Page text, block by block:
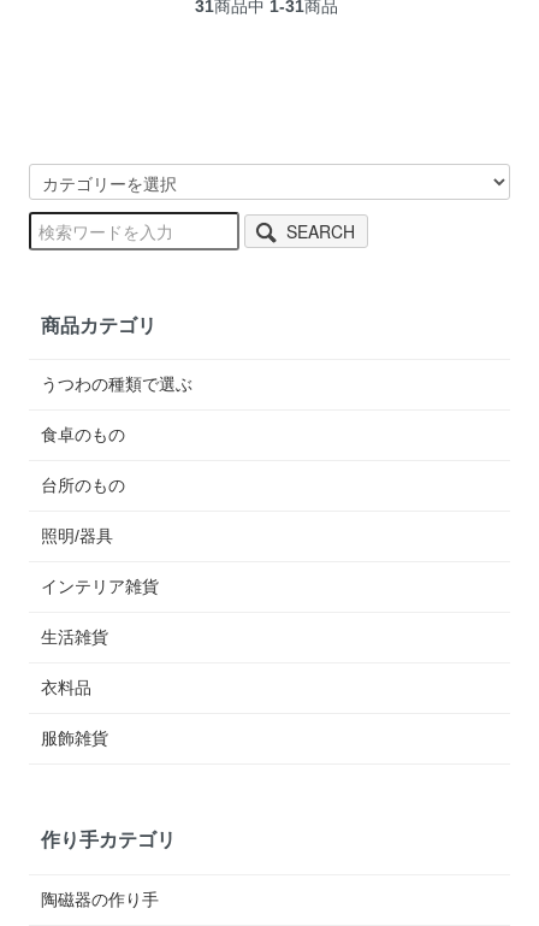
31商品中 1-31商品
SEARCH
商品カテゴリ
うつわの種類で選ぶ
食卓のもの
台所のもの
照明/器具
インテリア雑貨
生活雑貨
衣料品
服飾雑貨
作り手カテゴリ
陶磁器の作り手